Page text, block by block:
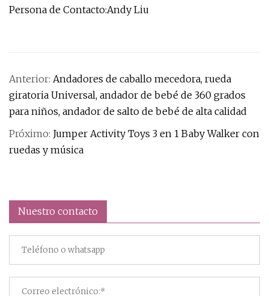
Persona de Contacto:Andy Liu
Anterior: Andadores de caballo mecedora, rueda
giratoria Universal, andador de bebé de 360 ​​grados
para niños, andador de salto de bebé de alta calidad
Próximo: Jumper Activity Toys 3 en 1 Baby Walker con
ruedas y música
Nuestro contacto